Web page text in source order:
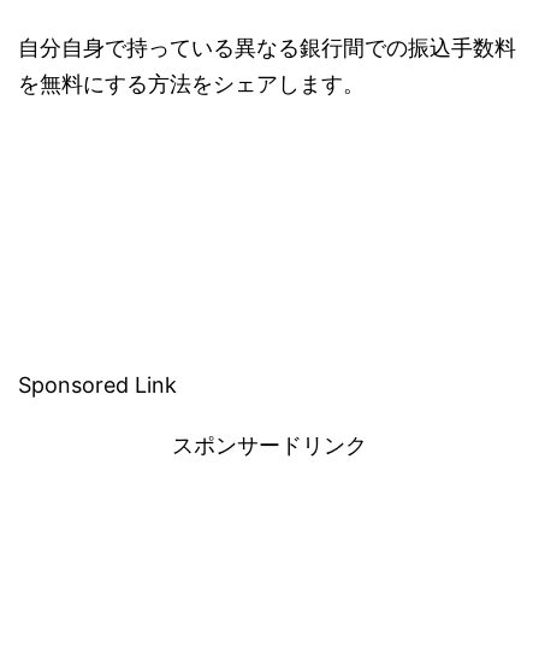
自分自身で持っている異なる銀行間での振込手数料
を無料にする方法をシェアします。
Sponsored Link
スポンサードリンク